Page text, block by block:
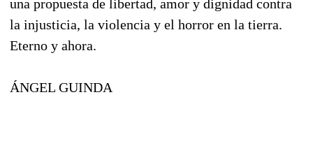
una propuesta de libertad, amor y dignidad contra
la injusticia, la violencia y el horror en la tierra.
Eterno y ahora.
ÁNGEL GUINDA